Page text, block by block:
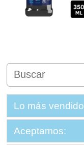
Lo más vendido
Aceptamos: